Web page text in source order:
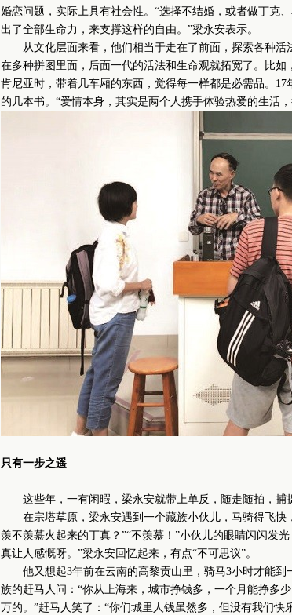
婚恋问题，实际上具有社会性。“选择不结婚，或者做丁克
出了全部生命力，来支撑这样的自由。”梁永安表示。
从文化层面来看，他们相当于走在了前面，探索各种活
在多种拼图里面，后面一代的活法和生命观就拓宽了。比
肯尼亚时，带着几车厢的东西，觉得每一样都是必需品。
的几本书。“爱情本身，其实是两个人携手体验热爱的生活
只有一步之遥
这些年，一有闲暇，梁永安就带上单反，随走随拍，捕
在宗塔草原，梁永安遇到一个藏族小伙儿，马骑得飞快
羡不羡慕火起来的丁真？”“不羡慕！”小伙儿的眼睛闪闪发
真让人感慨呀。”梁永安回忆起来，有点“不可思议”。
他又想起3年前在云南的高黎贡山里，骑马3小时才能到
族的赶马人问：“你从上海来，城市挣钱多，一个月能挣多
万的。”赶马人笑了：“你们城里人钱虽然多，但没有我们快